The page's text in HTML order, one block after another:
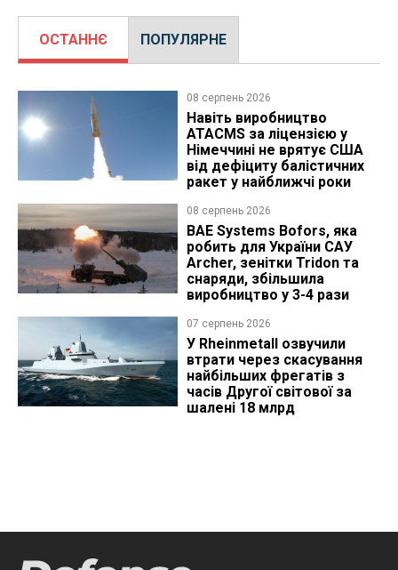
ОСТАННЄ ПОПУЛЯРНЕ
08 серпень 2026
Навіть виробництво
ATACMS за ліцензією у
Німеччині не врятує США
від дефіциту балістичних
ракет у найближчі роки
08 серпень 2026
BAE Systems Bofors, яка
робить для України САУ
Archer, зенітки Tridon та
снаряди, збільшила
виробництво у 3-4 рази
07 серпень 2026
У Rheinmetall озвучили
втрати через скасування
найбільших фрегатів з
часів Другої світової за
шалені 18 млрд